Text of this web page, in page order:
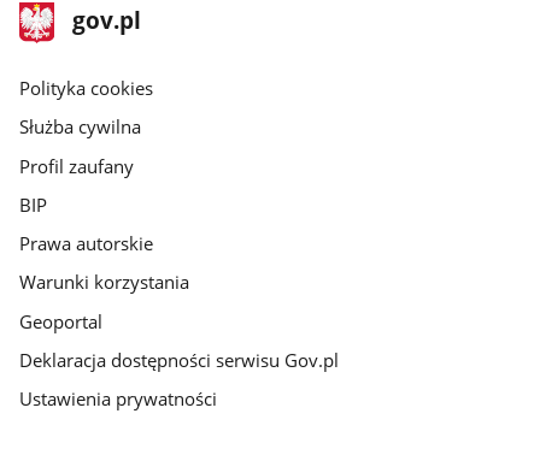
stopka
gov.pl
Strona
gov.pl
gov.pl
Polityka cookies
Służba cywilna
Profil zaufany
BIP
Prawa autorskie
Warunki korzystania
Geoportal
Deklaracja dostępności serwisu Gov.pl
Ustawienia prywatności